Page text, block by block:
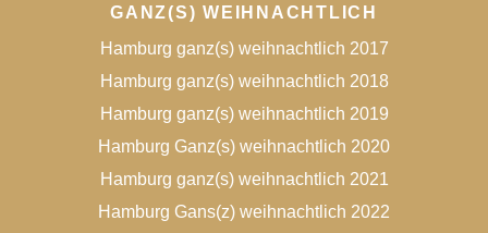
GANZ(S) WEIHNACHTLICH
Hamburg ganz(s) weihnachtlich 2017
Hamburg ganz(s) weihnachtlich 2018
Hamburg ganz(s) weihnachtlich 2019
Hamburg Ganz(s) weihnachtlich 2020
Hamburg ganz(s) weihnachtlich 2021
Hamburg Gans(z) weihnachtlich 2022